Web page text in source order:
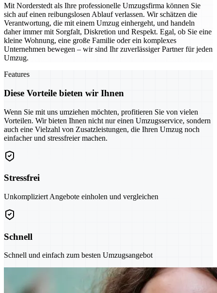
Mit Norderstedt als Ihre professionelle Umzugsfirma können Sie
sich auf einen reibungslosen Ablauf verlassen. Wir schätzen die
Verantwortung, die mit einem Umzug einhergeht, und handeln
daher immer mit Sorgfalt, Diskretion und Respekt. Egal, ob Sie eine
kleine Wohnung, eine große Familie oder ein komplexes
Unternehmen bewegen – wir sind Ihr zuverlässiger Partner für jeden
Umzug.
Features
Diese Vorteile bieten wir Ihnen
Wenn Sie mit uns umziehen möchten, profitieren Sie von vielen
Vorteilen. Wir bieten Ihnen nicht nur einen Umzugsservice, sondern
auch eine Vielzahl von Zusatzleistungen, die Ihren Umzug noch
einfacher und stressfreier machen.
Stressfrei
Unkompliziert Angebote einholen und vergleichen
Schnell
Schnell und einfach zum besten Umzugsangebot